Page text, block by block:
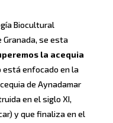
Biocultural
Granada, se esta
la acequia
está enfocado en la
de Aynadamar
en el siglo XI,
y que finaliza en el